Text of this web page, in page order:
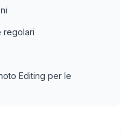
regolari
Editing per le